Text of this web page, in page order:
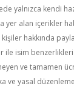
yalnızca kendi
yer alan içerikler
hakkında
ile isim
ve tamamen
ve yasal